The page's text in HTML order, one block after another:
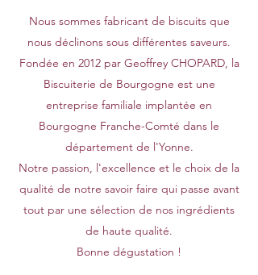
Nous sommes fabricant de biscuits que
nous déclinons sous différentes saveurs.
Fondée en 2012 par Geoffrey CHOPARD, la
Biscuiterie de Bourgogne est une
entreprise familiale implantée en
Bourgogne Franche-Comté dans le
département de l'Yonne.
Notre passion, l'excellence et le choix de la
qualité de notre savoir faire qui passe avant
tout par une sélection de nos ingrédients
de haute qualité.
Bonne dégustation !